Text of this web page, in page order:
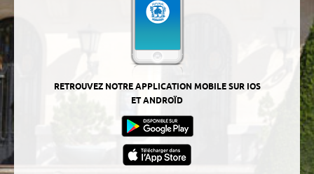
RETROUVEZ NOTRE APPLICATION MOBILE SUR IOS
ET ANDROÏD